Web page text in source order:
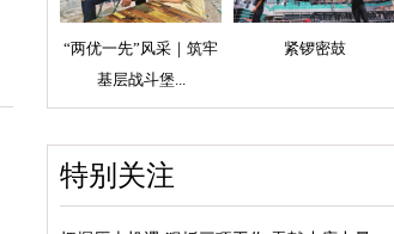
“两优一先”风采｜筑牢
基层战斗堡...
紧锣密鼓
特别关注